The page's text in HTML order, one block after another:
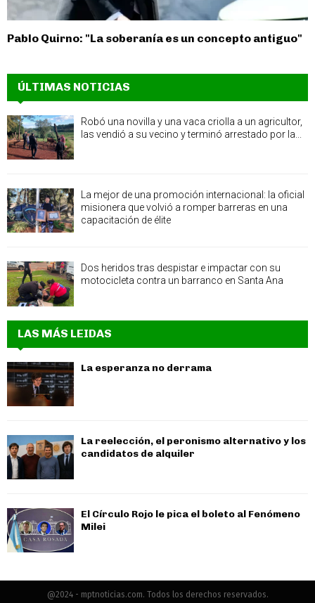
Pablo Quirno: "La soberanía es un concepto antiguo"
ÚLTIMAS NOTICIAS
Robó una novilla y una vaca criolla a un agricultor,
las vendió a su vecino y terminó arrestado por la...
La mejor de una promoción internacional: la oficial
misionera que volvió a romper barreras en una
capacitación de élite
Dos heridos tras despistar e impactar con su
motocicleta contra un barranco en Santa Ana
LAS MÁS LEIDAS
La esperanza no derrama
La reelección, el peronismo alternativo y los
candidatos de alquiler
El Círculo Rojo le pica el boleto al Fenómeno
Milei
@2024 - mptnoticias.com. Todos los derechos reservados.